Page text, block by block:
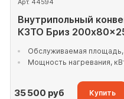
Арт. 44594
Внутрипольный
КЗТО Бриз
Обслуживаемая площадь,
Мощность нагревания,
35 500 руб Купить